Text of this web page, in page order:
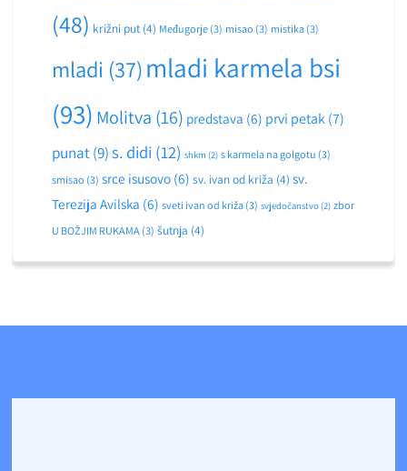
(48) križni put(4) Međugorje(3) misao (3) mistika(3)
mladi (37)mladi karmela bsi
(93) Molitva (16) predstava (6) prvi petak(7)
punat(9)s. didi (12) shkm (2) s karmela na golgotu (3)
smisao (3) srce isusovo(6) sv. ivan od križa (4) sv.
Terezija Avilska (6) sveti ivan od križa(3) svjedočanstvo(2) zbor
U BOŽJIM RUKAMA(3) šutnja (4)